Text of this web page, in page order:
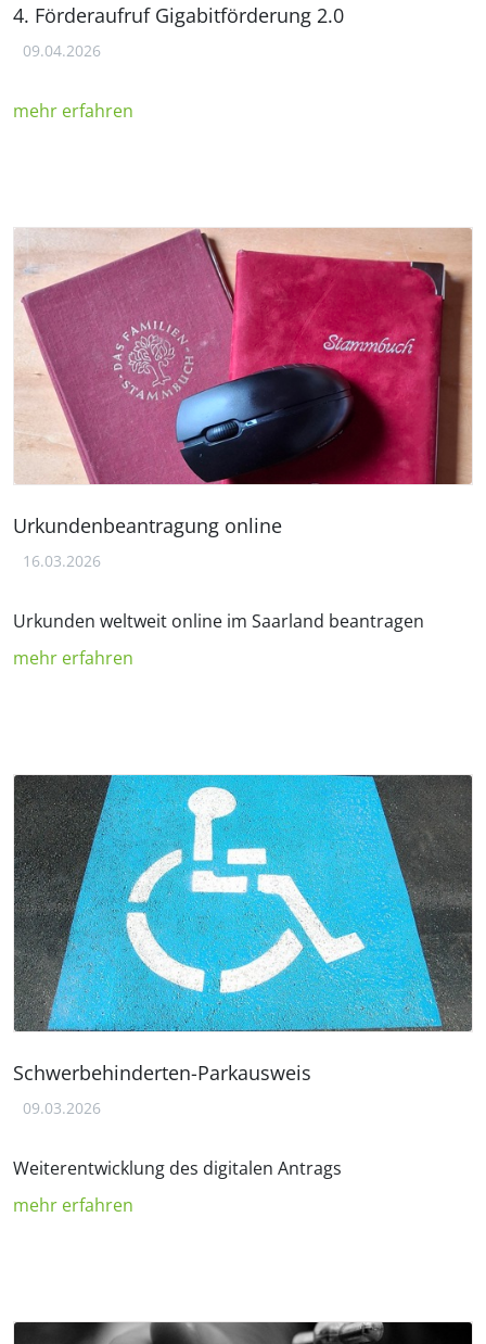
4. Förderaufruf Gigabitförderung 2.0
09.04.2026
mehr erfahren
Urkundenbeantragung online
16.03.2026
Urkunden weltweit online im Saarland beantragen
mehr erfahren
Schwerbehinderten-Parkausweis
09.03.2026
Weiterentwicklung des digitalen Antrags
mehr erfahren